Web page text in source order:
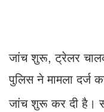
जांच शुरू, ट्रेलर
पुलिस ने मामला दर्ज
जांच शुरू कर दी है।